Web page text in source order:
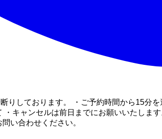
しております。 ・ご予約時間から15分
キャンセルは前日までにお願いいたしま
い合わせください。